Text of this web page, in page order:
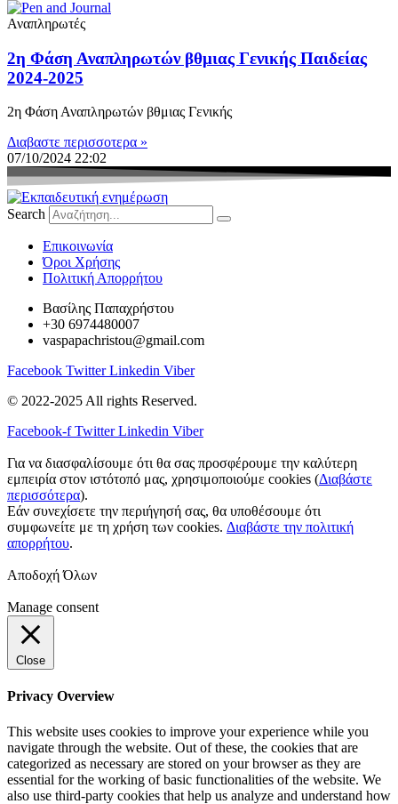
Αναπληρωτές
2η Φάση Αναπληρωτών βθμιας Γενικής Παιδείας
2024-2025
2η Φάση Αναπληρωτών βθμιας Γενικής
Διαβαστε περισσοτερα »
07/10/2024 22:02
Search
Eπικοινωνία
Όροι Χρήσης
Πολιτική Απορρήτου
Βασίλης Παπαχρήστου
+30 6974480007
vaspapachristou@gmail.com
Facebook Twitter Linkedin Viber
© 2022-2025 All rights Reserved.
Facebook-f Twitter Linkedin Viber
Για να διασφαλίσουμε ότι θα σας προσφέρουμε την καλύτερη
εμπειρία στον ιστότοπό μας, χρησιμοποιούμε cookies (Διαβάστε
περισσότερα).
Εάν συνεχίσετε την περιήγησή σας, θα υποθέσουμε ότι
συμφωνείτε με τη χρήση των cookies. Διαβάστε την πολιτική
απορρήτου.
Αποδοχή Όλων
Manage consent
Close
Privacy Overview
This website uses cookies to improve your experience while you
navigate through the website. Out of these, the cookies that are
categorized as necessary are stored on your browser as they are
essential for the working of basic functionalities of the website. We
also use third-party cookies that help us analyze and understand how